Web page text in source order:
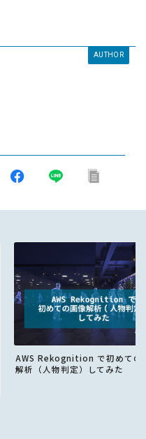
AUTHOR
AWS Rekognition で初めての
解析（人物判定）してみた